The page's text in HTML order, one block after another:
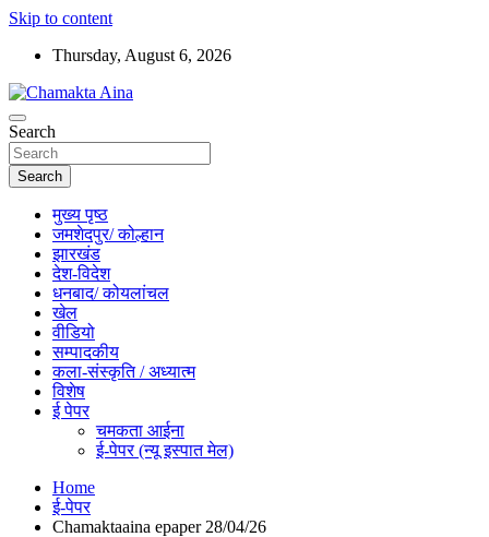
Skip to content
Thursday, August 6, 2026
Chamakta Aina
Hindi News Paper – Jharkhand
Search
Search
मुख्य पृष्ठ
जमशेदपुर/ कोल्हान
झारखंड
देश-विदेश
धनबाद/ कोयलांचल
खेल
वीडियो
सम्पादकीय
कला-संस्कृति / अध्यात्म
विशेष
ई पेपर
चमकता आईना
ई-पेपर (न्यू इस्पात मेल)
Home
ई-पेपर
Chamaktaaina epaper 28/04/26